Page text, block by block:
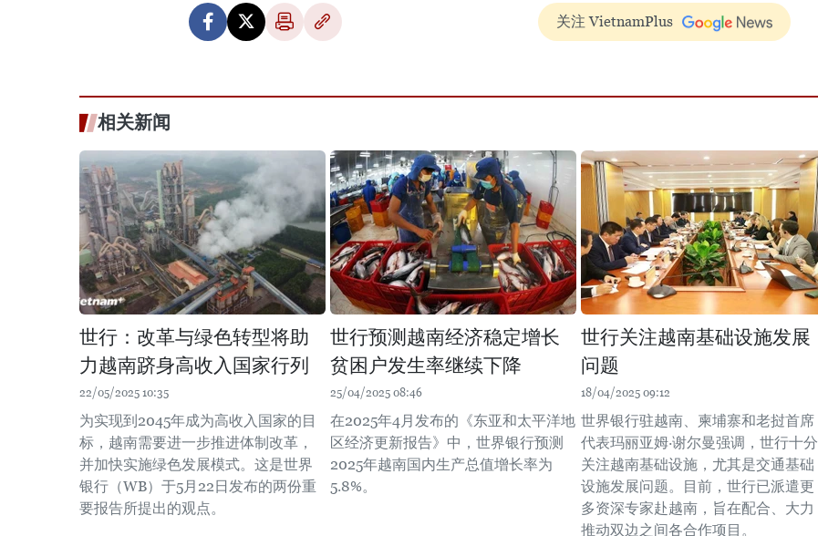
关注 VietnamPlus
相关新闻
世行：改革与绿色转型将助
力越南跻身高收入国家行列
22/05/2025 10:35
为实现到2045年成为高收入国家的目
标，越南需要进一步推进体制改革，
并加快实施绿色发展模式。这是世界
银行（WB）于5月22日发布的两份重
要报告所提出的观点。
世行预测越南经济稳定增长
贫困户发生率继续下降
25/04/2025 08:46
在2025年4月发布的《东亚和太平洋地
区经济更新报告》中，世界银行预测
2025年越南国内生产总值增长率为
5.8%。
世行关注越南基础设施发展
问题
18/04/2025 09:12
世界银行驻越南、柬埔寨和老挝首席
代表玛丽亚姆·谢尔曼强调，世行十分
关注越南基础设施，尤其是交通基础
设施发展问题。目前，世行已派遣更
多资深专家赴越南，旨在配合、大力
推动双边之间各合作项目。